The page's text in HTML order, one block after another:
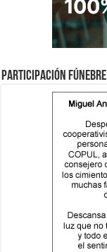
Participación fúnebre